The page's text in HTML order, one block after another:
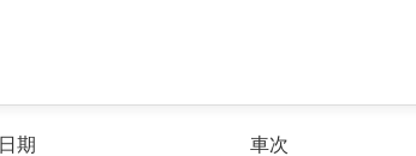
日期 車次